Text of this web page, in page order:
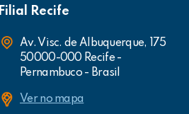
Filial Recife
Av. Visc. de Albuquerque, 175
50000-000 Recife -
Pernambuco - Brasil
Ver no mapa